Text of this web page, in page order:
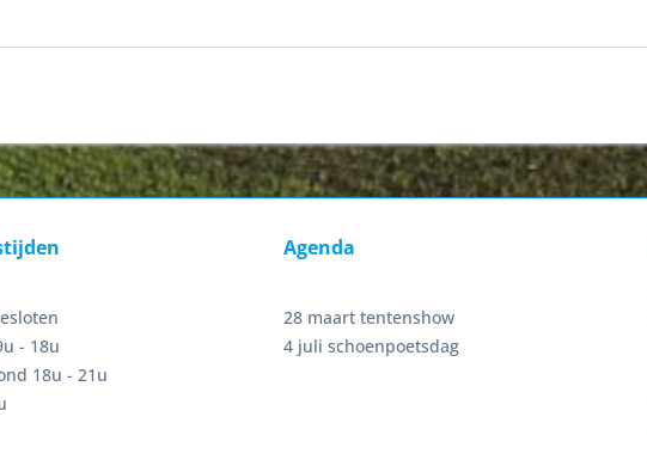
- 18u
18u - 21u
Agenda
28 maart tentenshow
4 juli schoenpoetsdag